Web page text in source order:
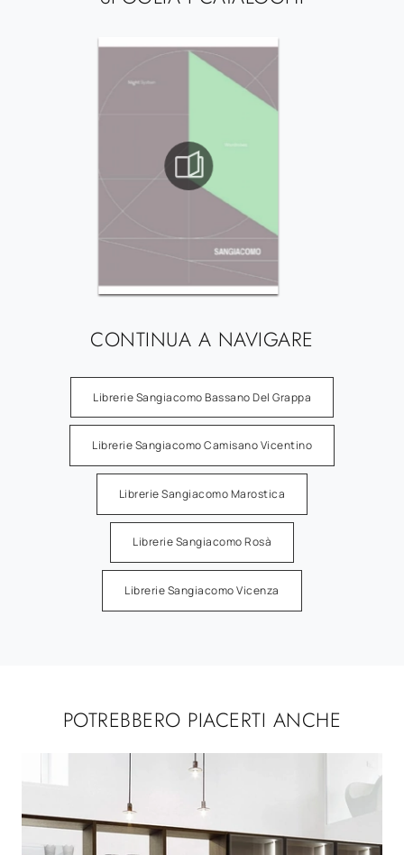
CONTINUA A NAVIGARE
Librerie Sangiacomo Bassano Del Grappa
Librerie Sangiacomo Camisano Vicentino
Librerie Sangiacomo Marostica
Librerie Sangiacomo Rosà
Librerie Sangiacomo Vicenza
POTREBBERO PIACERTI ANCHE